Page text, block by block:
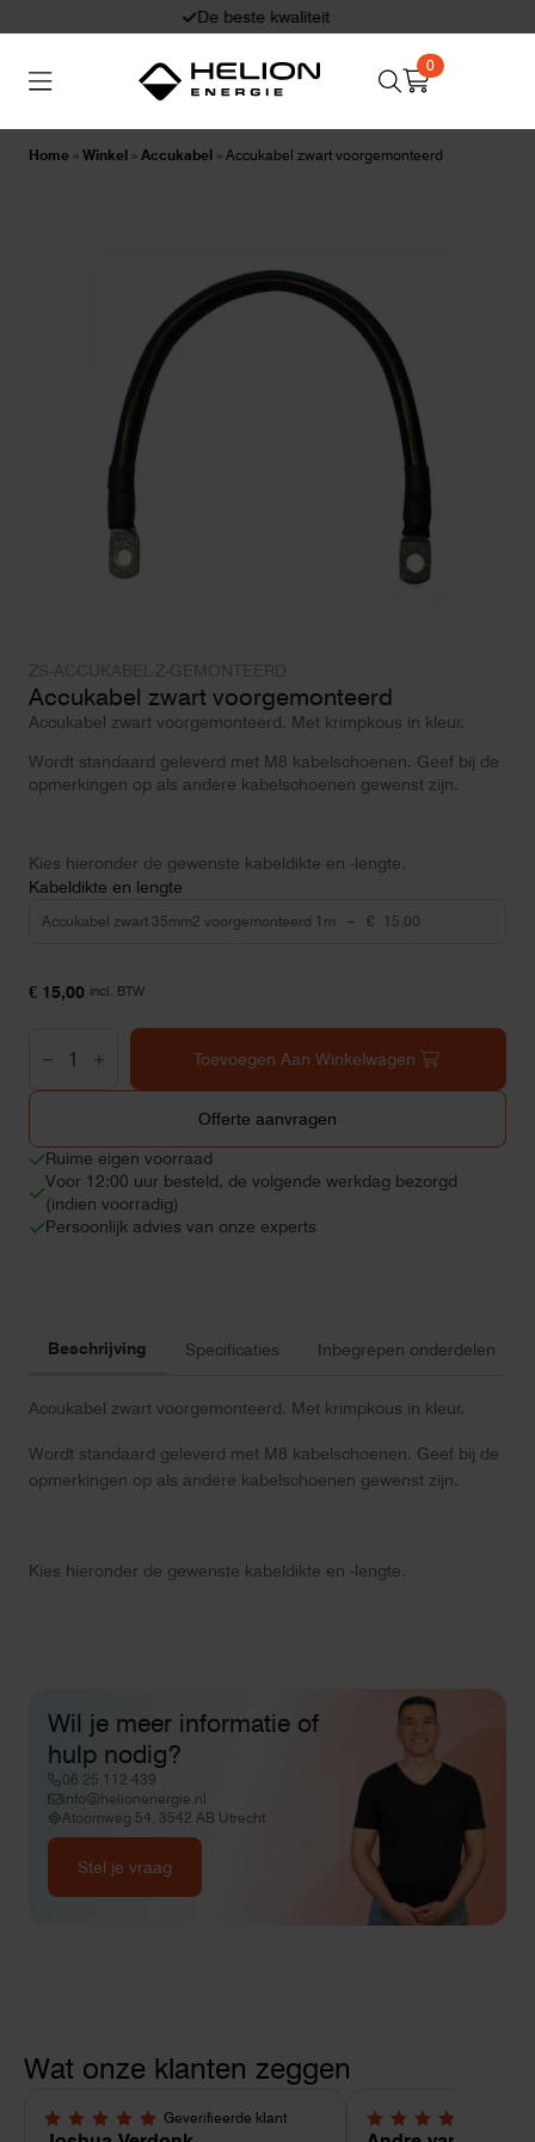
Eerlijk en deskundig advies
0
Home » Winkel » Accukabel » Accukabel zwart voorgemonteerd
Accukabel zwart voorgemonteerd
Accukabel zwart voorgemonteerd. Met krimpkous in kleur.
Wordt standaard geleverd met M8 kabelschoenen. Geef bij de
opmerkingen op als andere kabelschoenen gewenst zijn.
Kies hieronder de gewenste kabeldikte en -lengte.
Kabeldikte en lengte
€ 15,00 incl. BTW
zwart
voorgemonteerd
aantal
Toevoegen Aan Winkelwagen
Offerte aanvragen
Ruime eigen voorraad
Voor 12:00 uur besteld, de volgende werkdag bezorgd
(indien voorradig)
Persoonlijk advies van onze experts
Beschrijving Specificaties Inbegrepen onderdelen
Accukabel zwart voorgemonteerd. Met krimpkous in kleur.
Wordt standaard geleverd met M8 kabelschoenen. Geef bij de
opmerkingen op als andere kabelschoenen gewenst zijn.
Kies hieronder de gewenste kabeldikte en -lengte.
Wil je meer informatie of
hulp nodig?
06 25 112 439
info@helionenergie.nl
Atoomweg 54, 3542 AB Utrecht
Stel je vraag
Wat onze klanten zeggen
Geverifieerde klant
5,0 van 5 sterren 4 van 5 sterren
Thuisbatterijen Zonnepanelen